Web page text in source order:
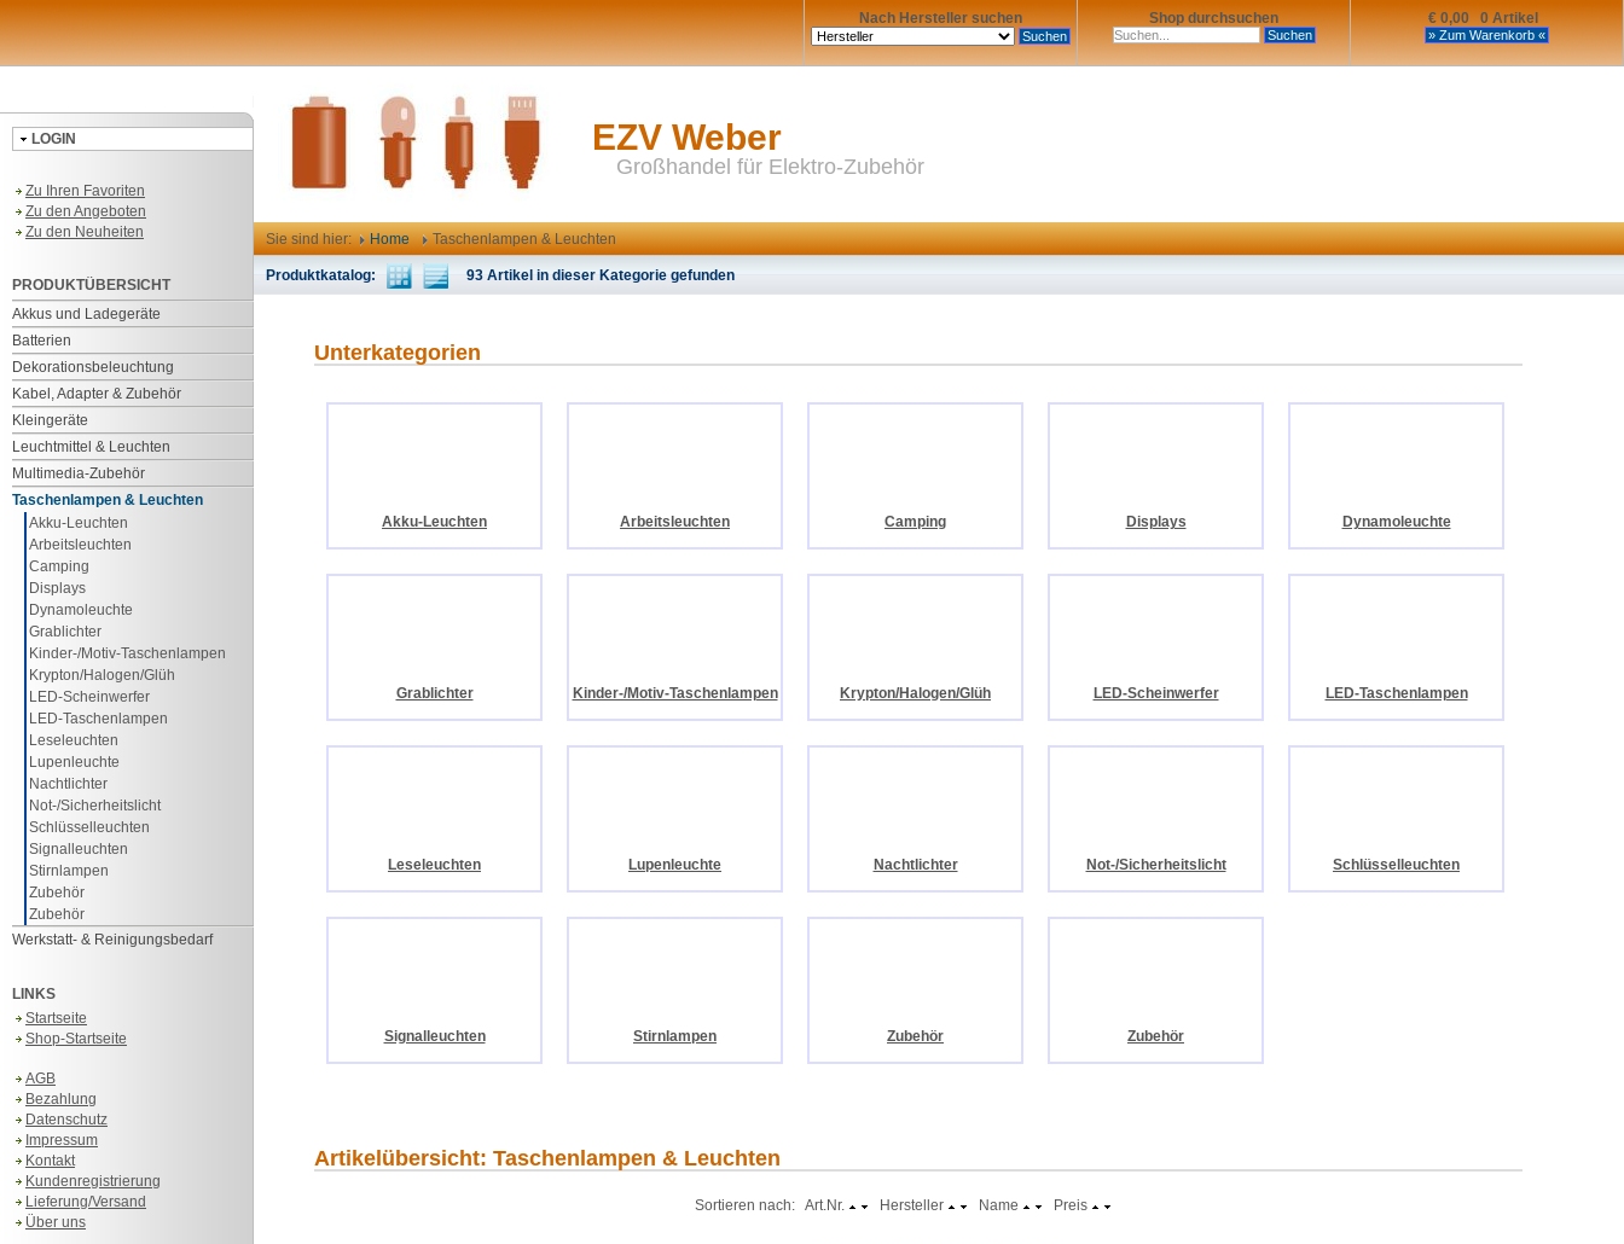
€ 0,00 0 Artikel
Shop durchsuchen
Nach Hersteller suchen
LOGIN
Zu Ihren Favoriten
Zu den Angeboten
Zu den Neuheiten
PRODUKTÜBERSICHT
Akkus und Ladegeräte
Batterien
Dekorationsbeleuchtung
Kabel, Adapter & Zubehör
Kleingeräte
Leuchtmittel & Leuchten
Multimedia-Zubehör
Taschenlampen & Leuchten
Akku-Leuchten
Arbeitsleuchten
Camping
Displays
Dynamoleuchte
Grablichter
Kinder-/Motiv-Taschenlampen
Krypton/Halogen/Glüh
LED-Scheinwerfer
LED-Taschenlampen
Leseleuchten
Lupenleuchte
Nachtlichter
Not-/Sicherheitslicht
Schlüsselleuchten
Signalleuchten
Stirnlampen
Zubehör
Zubehör
Werkstatt- & Reinigungsbedarf
LINKS
Startseite
Shop-Startseite
AGB
Bezahlung
Datenschutz
Impressum
Kontakt
Kundenregistrierung
Lieferung/Versand
Über uns
EZV Weber
Großhandel für Elektro-Zubehör
Sie sind hier: Home Taschenlampen & Leuchten
Produktkatalog: 93 Artikel in dieser Kategorie gefunden
Unterkategorien
Akku-Leuchten Arbeitsleuchten Camping Displays Dynamoleuchte
Grablichter Kinder-/Motiv-Taschenlampen Krypton/Halogen/Glüh LED-Scheinwerfer LED-Taschenlampen
Leseleuchten Lupenleuchte Nachtlichter Not-/Sicherheitslicht Schlüsselleuchten
Signalleuchten Stirnlampen Zubehör Zubehör
Artikelübersicht: Taschenlampen & Leuchten
Sortieren nach: Art.Nr. Hersteller Name Preis